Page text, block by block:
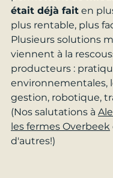
était déjà fait en
plus rentable, plus
Plusieurs solutions
viennent à la
producteurs :
environnementales,
gestion, robotique,
(Nos salutations à
les fermes Overbeek
d'autres!)